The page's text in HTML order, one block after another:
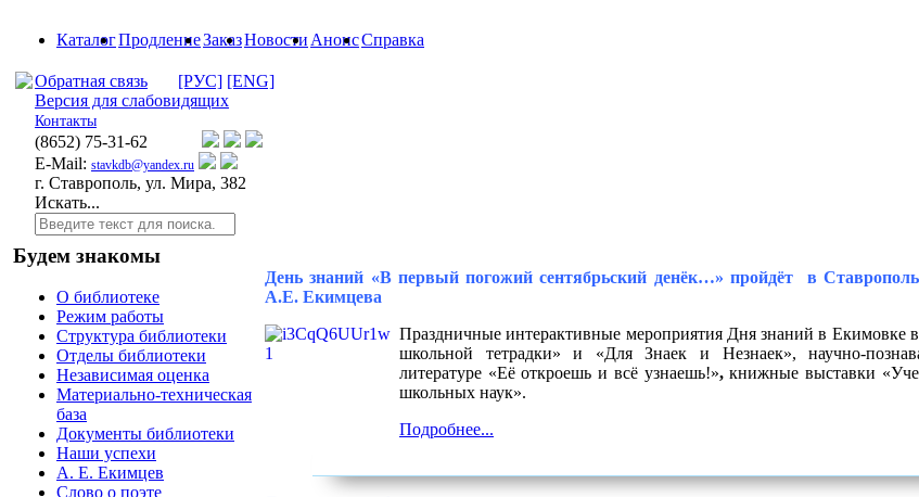
КаталогПродлениеЗаказНовости АнонсСправка
Обратная связь [РУС] [ENG]
Версия для слабовидящих
Контакты
(8652) 75-31-62
E-Mail: stavkdb@yandex.ru
г. Ставрополь, ул. Мира, 382
Искать...
Будем знакомы
О библиотеке
Режим работы
Структура библиотеки
Отделы библиотеки
Независимая оценка
Материально-техническая
база
Документы библиотеки
Наши успехи
А. Е. Екимцев
Слово о поэте
День знаний «В первый погожий сентябрьский денёк…» пройдёт в
А.Е. Екимцева
Праздничные интерактивные мероприятия Дня знаний в Екимовке
школьной тетрадки» и «Для Знаек и Незнаек», научно-
литературе «Её откроешь и всё узнаешь!»,книжные выставки
школьных наук».
Подробнее...